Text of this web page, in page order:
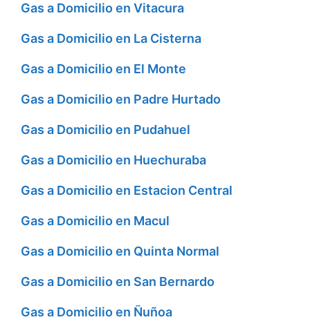
Gas a Domicilio en Vitacura
Gas a Domicilio en La Cisterna
Gas a Domicilio en El Monte
Gas a Domicilio en Padre Hurtado
Gas a Domicilio en Pudahuel
Gas a Domicilio en Huechuraba
Gas a Domicilio en Estacion Central
Gas a Domicilio en Macul
Gas a Domicilio en Quinta Normal
Gas a Domicilio en San Bernardo
Gas a Domicilio en Ñuñoa